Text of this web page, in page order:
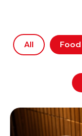
All Food